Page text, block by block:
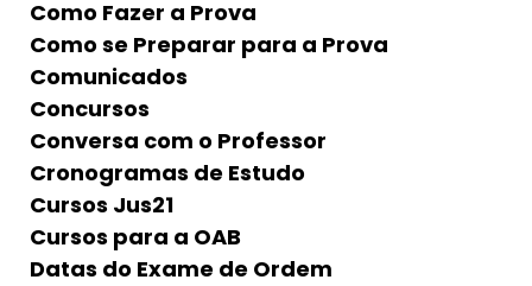
Como Fazer a Prova
Como se Preparar para a Prova
Comunicados
Concursos
Conversa com o Professor
Cronogramas de Estudo
Cursos Jus21
Cursos para a OAB
Datas do Exame de Ordem